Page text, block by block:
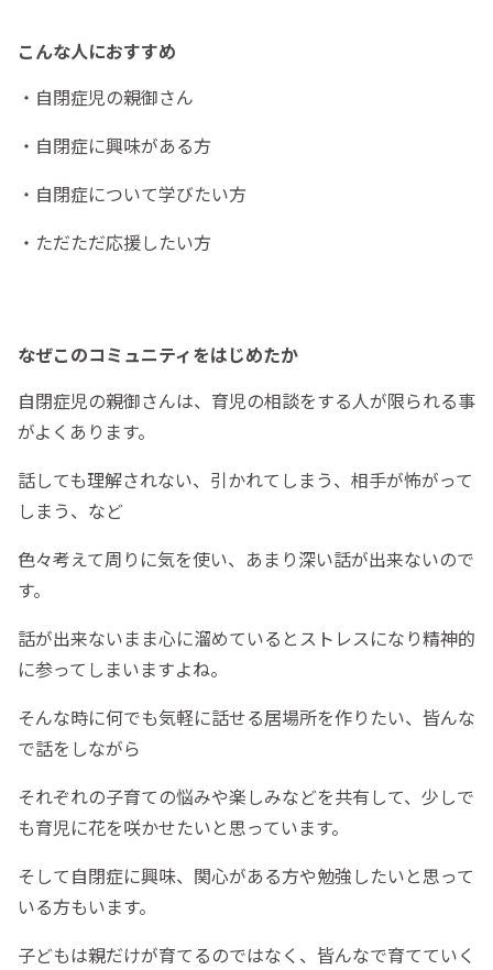
こんな人におすすめ
・自閉症児の親御さん
・自閉症に興味がある方
・自閉症について学びたい方
・ただただ応援したい方
なぜこのコミュニティをはじめたか
自閉症児の親御さんは、育児の相談をする人が限られる事
がよくあります。
話しても理解されない、引かれてしまう、相手が怖がって
しまう、など
色々考えて周りに気を使い、あまり深い話が出来ないので
す。
話が出来ないまま心に溜めているとストレスになり精神的
に参ってしまいますよね。
そんな時に何でも気軽に話せる居場所を作りたい、皆んな
で話をしながら
それぞれの子育ての悩みや楽しみなどを共有して、少しで
も育児に花を咲かせたいと思っています。
そして自閉症に興味、関心がある方や勉強したいと思って
いる方もいます。
子どもは親だけが育てるのではなく、皆んなで育てていく